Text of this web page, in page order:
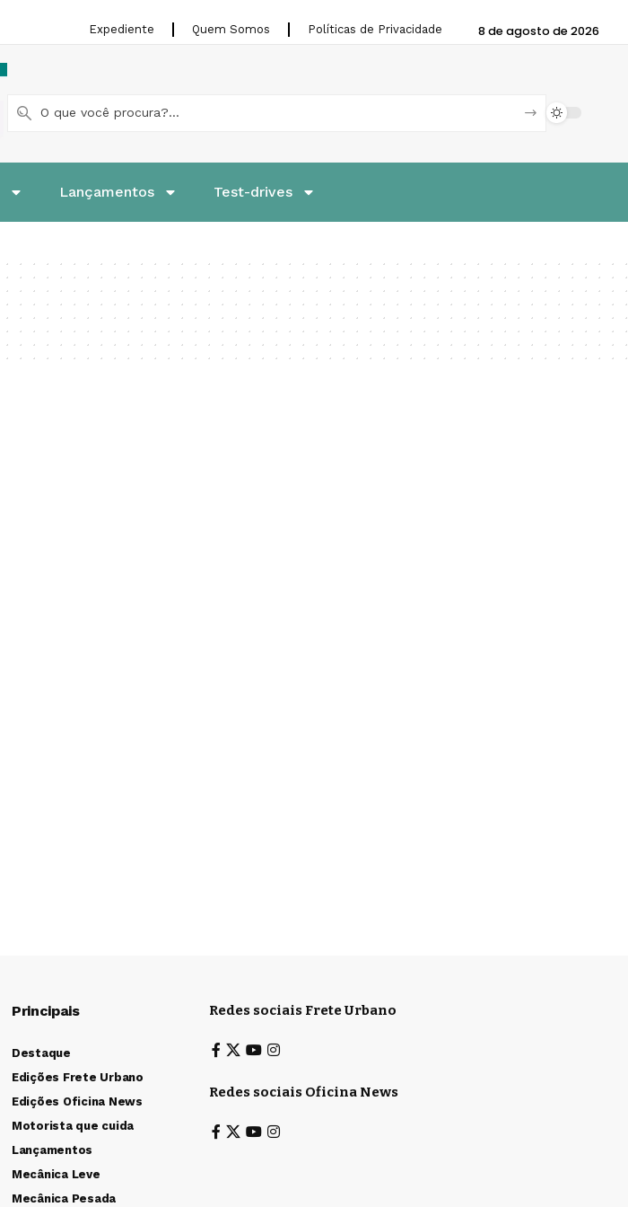
Expediente Quem Somos Políticas de Privacidade 8 de agosto de 2026
Lançamentos Test-drives
Principais
Destaque
Edições Frete Urbano
Edições Oficina News
Motorista que cuida
Lançamentos
Mecânica Leve
Mecânica Pesada
Redes sociais Frete Urbano
Redes sociais Oficina News